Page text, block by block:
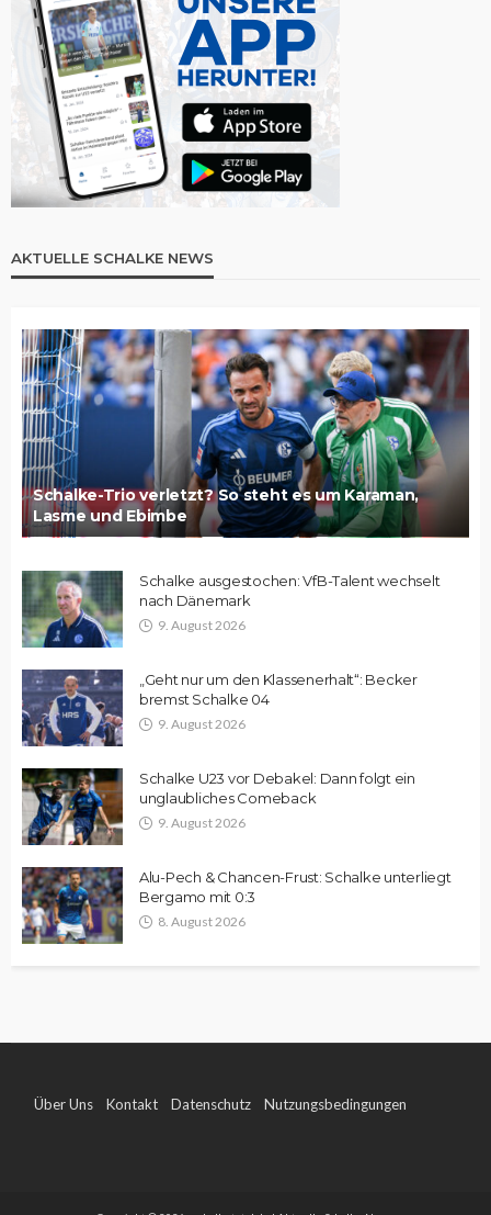
AKTUELLE SCHALKE NEWS
Schalke-Trio verletzt? So steht es um Karaman,
Lasme und Ebimbe
Schalke ausgestochen: VfB-Talent wechselt
nach Dänemark
9. August 2026
„Geht nur um den Klassenerhalt“: Becker
bremst Schalke 04
9. August 2026
Schalke U23 vor Debakel: Dann folgt ein
unglaubliches Comeback
9. August 2026
Alu-Pech & Chancen-Frust: Schalke unterliegt
Bergamo mit 0:3
8. August 2026
Über Uns Kontakt Datenschutz Nutzungsbedingungen